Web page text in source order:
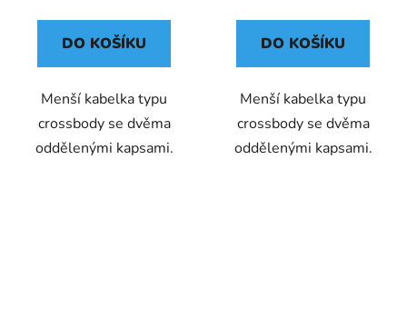
DO KOŠÍKU
Menší kabelka typu
crossbody se dvěma
oddělenými kapsami.
DO KOŠÍKU
Menší kabelka typu
crossbody se dvěma
oddělenými kapsami.